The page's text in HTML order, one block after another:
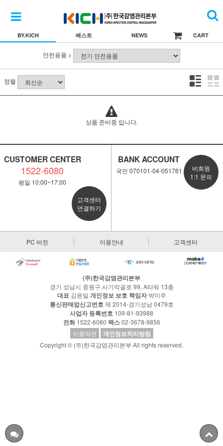
BY.KICH 베스트 NEWS CART
안전용품 >
정렬
상품 준비중 입니다.
CUSTOMER CENTER
1522-6080
평일 10:00~17:00
고객센터
연결하기
BANK ACCOUNT
국민 070101-04-051761
비회원
1:1 문의
PC 버전 이용안내 고객센터
(주)한국감염관리본부
경기 성남시 중원구 사기막골로 99, A타워 13층
대표 김윤일 개인정보 보호 책임자박미주
통신판매업신고번호 제 2014-경기성남 0479호
사업자 등록번호 109-81-93988
전화1522-6080 팩스02-3678-9856
이용약관
개인정보처리방침
Copyright © (주)한국감염관리본부 All rights reserved.